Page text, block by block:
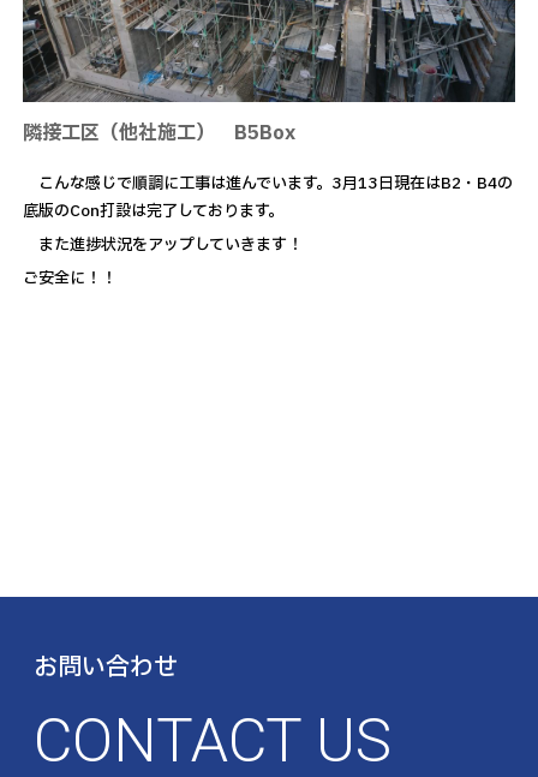
隣接工区（他社施工） B5Box
こんな感じで順調に工事は進んでいます。3月13日現在はB2・B4の
底版のCon打設は完了しております。
また進捗状況をアップしていきます！
ご安全に！！
お問い合わせ
CONTACT US